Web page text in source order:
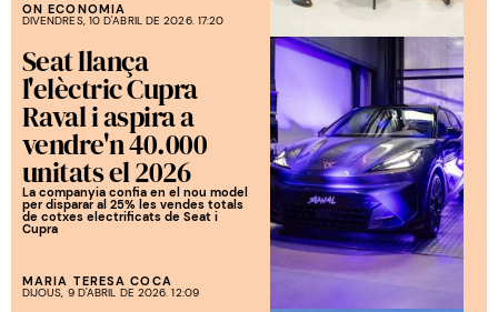
ON ECONOMIA
DIVENDRES, 10 D'ABRIL DE 2026. 17:20
Seat llança
l'elèctric Cupra
Raval i aspira a
vendre'n 40.000
unitats el 2026
La companyia confia en el nou model
per disparar al 25% les vendes totals
de cotxes electrificats de Seat i
Cupra
MARIA TERESA COCA
DIJOUS, 9 D'ABRIL DE 2026. 12:09